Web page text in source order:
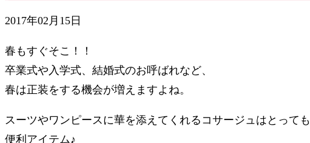
2017年02月15日
春もすぐそこ！！
卒業式や入学式、結婚式のお呼ばれなど、
春は正装をする機会が増えますよね。
スーツやワンピースに華を添えてくれるコサージュはとっても
便利アイテム♪